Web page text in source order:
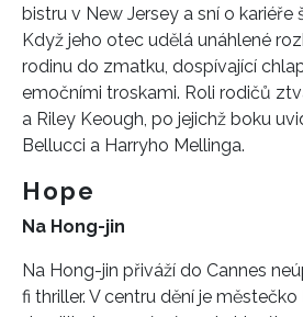
bistru v New Jersey a sní o kariéře
Když jeho otec udělá unáhlené
rodinu do zmatku, dospívající
emočními troskami. Roli rodičů
a Riley Keough, po jejichž boku
Bellucci a Harryho Mellinga.
Hope
Na Hong-jin
Na Hong-jin přiváží do Cannes
fi thriller. V centru dění je